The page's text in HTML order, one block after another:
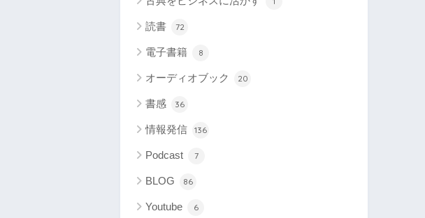
読書 72
電子書籍 8
オーディオブック 20
書感 36
情報発信 136
Podcast 7
BLOG 86
Youtube 6